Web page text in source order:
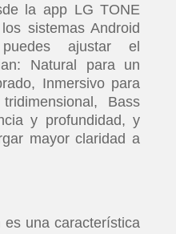
la app LG TONE
sistemas Android
ajustar el
Natural para un
Inmersivo para
Bass
y profundidad, y
mayor claridad a
es una característica